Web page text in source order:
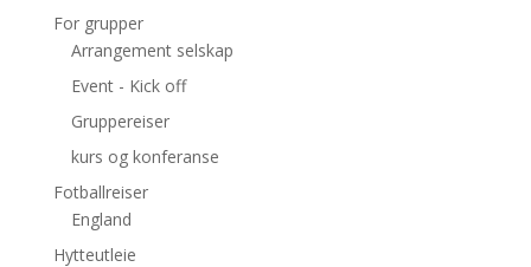
For grupper
Arrangement selskap
Event - Kick off
Gruppereiser
kurs og konferanse
Fotballreiser
England
Hytteutleie